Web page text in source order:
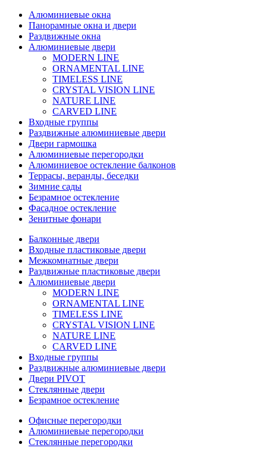
Алюминиевые окна
Панорамные окна и двери
Раздвижные окна
Алюминиевые двери
MODERN LINE
ORNAMENTAL LINE
TIMELESS LINE
CRYSTAL VISION LINE
NATURE LINE
CARVED LINE
Входные группы
Раздвижные алюминиевые двери
Двери гармошка
Алюминиевые перегородки
Алюминиевое остекление балконов
Террасы, веранды, беседки
Зимние сады
Безрамное остекление
Фасадное остекление
Зенитные фонари
Балконные двери
Входные пластиковые двери
Межкомнатные двери
Раздвижные пластиковые двери
Алюминиевые двери
MODERN LINE
ORNAMENTAL LINE
TIMELESS LINE
CRYSTAL VISION LINE
NATURE LINE
CARVED LINE
Входные группы
Раздвижные алюминиевые двери
Двери PIVOT
Стеклянные двери
Безрамное остекление
Офисные перегородки
Алюминиевые перегородки
Стеклянные перегородки